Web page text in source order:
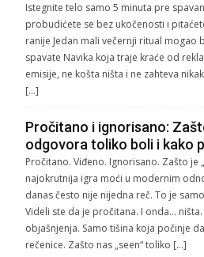
Istegnite telo samo 5 minuta pre
probudićete se bez ukočenosti i
ranije Jedan mali večernji ritual mogao
spavate Navika koja traje kraće od
emisije, ne košta ništa i ne zahteva
[…]
Pročitano i ignorisano:
odgovora toliko boli i kako
Pročitano. Viđeno. Ignorisano. Zašto je
najokrutnija igra moći u modernim
danas često nije nijedna reč. To je
Videli ste da je pročitana. I onda…
objašnjenja. Samo tišina koja počinje
rečenice. Zašto nas „seen“ toliko […]